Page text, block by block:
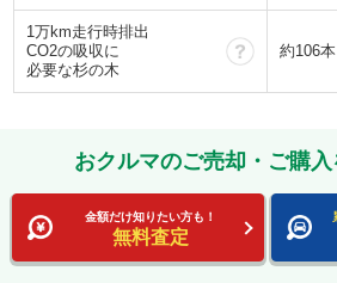
1万km走行時排出
CO2の吸収に
必要な杉の木
？約106本
おクルマのご売却・ご購
金額だけ知りたい方も！
無料査定